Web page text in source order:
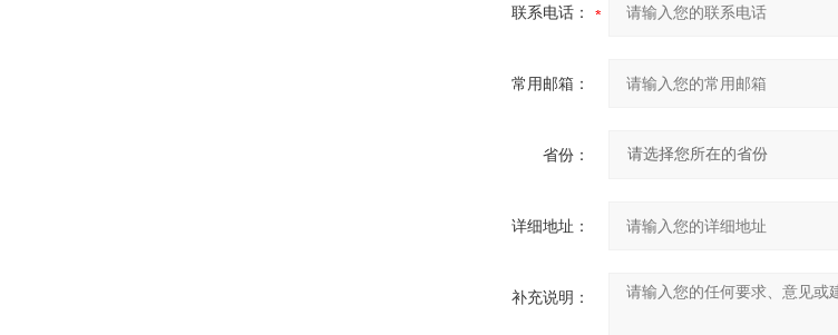
联系电话：
常用邮箱：
省份：
详细地址：
补充说明：